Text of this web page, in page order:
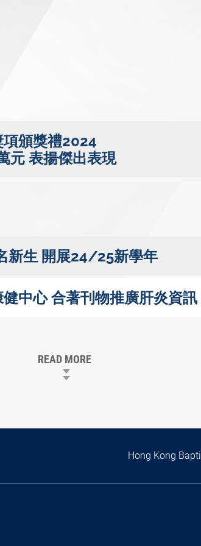
頒獎禮2024
元 表揚傑出表現
新生 開展24/25新學年
中心 合著刊物推廣肝炎資訊
READ MORE
Hong Kong